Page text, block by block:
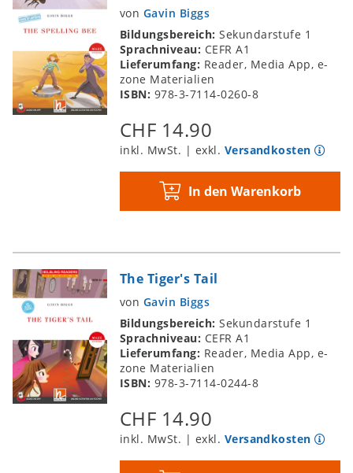
von Gavin Biggs
Bildungsbereich:Sekundarstufe 1
Sprachniveau: CEFR A1
Lieferumfang: Reader, Media App, e-
zone Materialien
ISBN: 978-3-7114-0260-8
CHF 14.90
inkl. MwSt. | exkl. Versandkosten
In den Warenkorb
The Tiger's Tail
von Gavin Biggs
Bildungsbereich:Sekundarstufe 1
Sprachniveau: CEFR A1
Lieferumfang: Reader, Media App, e-
zone Materialien
ISBN: 978-3-7114-0244-8
CHF 14.90
inkl. MwSt. | exkl. Versandkosten